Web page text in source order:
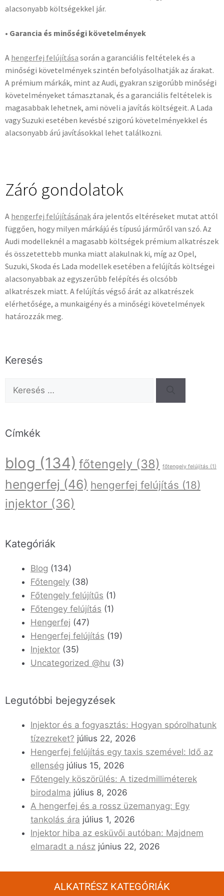
alacsonyabb költségekkel jár.
• Garancia és minőségi követelmények
A hengerfej felújítása során a garanciális feltételek és a
minőségi követelmények szintén befolyásolhatják az árakat.
A prémium márkák, mint az Audi, gyakran szigorúbb minőségi
követelményeket támasztanak, és a garanciális feltételek is
magasabbak lehetnek, ami növeli a javítás költségeit. A Lada
vagy Suzuki esetében kevésbé szigorú követelményekkel és
alacsonyabb árú javításokkal lehet találkozni.
Záró gondolatok
A hengerfej felújításánakára jelentős eltéréseket mutat attól
függően, hogy milyen márkájú és típusú járműről van szó. Az
Audi modelleknél a magasabb költségek prémium alkatrészek
és összetettebb munka miatt alakulnak ki, míg az Opel,
Suzuki, Skoda és Lada modellek esetében a felújítás költségei
alacsonyabbak az egyszerűbb felépítés és olcsóbb
alkatrészek miatt. A felújítás végső árát az alkatrészek
elérhetősége, a munkaigény és a minőségi követelmények
határozzák meg.
Keresés
Címkék
blog (134) főtengely (38) főtengely felújítás (1)
hengerfej (46) hengerfej felújítás (18)
injektor (36)
Kategóriák
Blog (134)
Főtengely (38)
Főtengely felújítűs (1)
Főtengey felújítás (1)
Hengerfej (47)
Hengerfej felújítás (19)
Injektor (35)
Uncategorized @hu (3)
Legutóbbi bejegyzések
Injektor és a fogyasztás: Hogyan spórolhatunk
tízezreket? július 22, 2026
Hengerfej felújítás egy taxis szemével: Idő az
ellenség július 15, 2026
Főtengely köszörülés: A tizedmilliméterek
birodalma július 8, 2026
A hengerfej és a rossz üzemanyag: Egy
tankolás ára július 1, 2026
Injektor hiba az esküvői autóban: Majdnem
elmaradt a nász június 22, 2026
ALKATRÉSZ KATEGÓRIÁK